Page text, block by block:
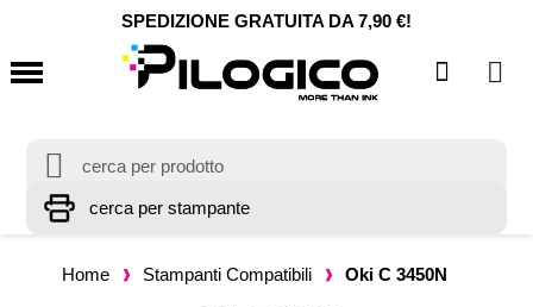
SPEDIZIONE GRATUITA DA 7,90 €!
Home Stampanti Compatibili Oki C 3450N